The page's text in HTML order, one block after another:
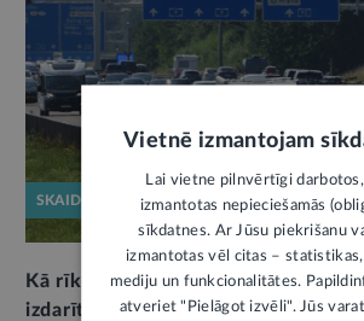
SKAIDROJUMS
Kā rīkoties, saņemot paziņojumu
izdarītu satiksmes noteikumu
Vietnē izmantojam
Lai vietne pilnvērtīgi
izmantotas nepieciešamās
sīkdatnes. Ar Jūsu piekrišanu
izmantotas vēl citas –
mediju un funkcionalitātes.
atveriet "Pielāgot izvēli". Jūs